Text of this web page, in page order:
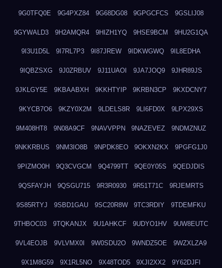
9G0TFQ0E 9G4PXZ84 9G68DG08 9GPGCFCS 9GSLIJ08
9GYWALD3 9H2AMQR4 9HIZH1YQ 9HSE9BCM 9HU2G1QA
9I3U1D5L 9I7RL7P3 9I87JREW 9IDKWGWQ 9IL8EDHA
9IQBZSXG 9J0ZRBUV 9J11UAOI 9JA7JOQ9 9JHR89JS
9JKLGY5E 9KBAABXH 9KKHTYIP 9KRBN3CP 9KXDCNY7
9KYCB7O6 9KZY0X2M 9LDELS8R 9LI6FD0X 9LPX29XS
9M408HT8 9N08A9CF 9NAVVPPN 9NAZEVEZ 9NDMZNUZ
9NKKRBUS 9NM3IO8B 9NPDK8EO 9OKXN2KX 9PGFG1J0
9PIZMO0H 9Q3CVGCM 9Q4799TT 9QE0Y05S 9QEDJDIS
9QSFAYJH 9QSGU715 9R3R0930 9R51T71C 9RJEMRTS
9S85RTYJ 9SBD1GAU 9SC20R8W 9TC3RDIY 9TDEMFKU
9THBOC03 9TQKANJX 9U1AHKCF 9UDYO1HV 9UW8EUTC
9VL4EOJB 9VLVMX0I 9W0SDU2O 9WNDZ5OE 9WZXLZA9
9X1M8G59 9X1RL5NO 9X48TOD5 9XJI2XX2 9Y62DJFI